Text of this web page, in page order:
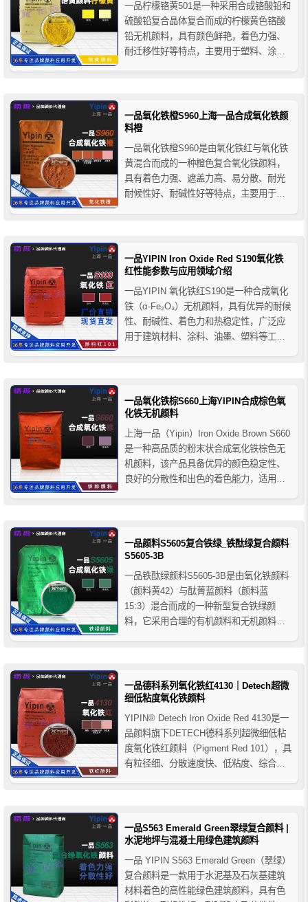
一品柠檬铬黄501是一种采用合成铬酸铅和
硫酸铅复合晶体复合而成的柠檬黄色铬酸
铅无机颜料，具有颜色鲜艳，着色力强、
耐迁移性好等特点，主要用于塑料、涂
一品氧化铁橙S960上海一品合成氧化铁颜
料橙
一品氧化铁橙S960是由氧化铁红与氧化铁
黄混合而成的一种橙色复合氧化铁颜料，
具有着色力强、遮盖力高、易分散、耐光
耐候性好、耐碱性好等特点，主要用于建
色。
一品YIPIN Iron Oxide Red S190氧化铁
红性能参数与应用领域介绍
一品YIPIN 氧化铁红S190是一种合成氧化
铁（α-Fe₂O₃）无机颜料，具有优异的耐候
性、耐碱性、着色力和热稳定性，广泛应
用于建筑材料、涂料、油墨、塑料等工业
一品氧化铁棕S660上海YIPIN合成棕色氧
化铁无机颜料
上海一品（Yipin）Iron Oxide Brown S660
是一种高品质的粉末状合成氧化铁棕色无
机颜料，该产品具备优异的颜色稳定性、
良好的分散性和出色的着色能力，适用于
一品颜料S5605复合铁绿_铁酞绿复合颜料
S5605-3B
一品铁酞绿颜料S5605-3B是由氧化铁颜料
（颜料黄42）与酞菁蓝颜料（颜料蓝
15:3）混合而成的一种新型复合铁绿颜
料，它采用合理的有机颜料和无机颜料配
用于塑料、橡胶、涂料、造纸、建料等行
业，一品S5605-3B...
一品德科系列氧化铁红4130｜Detech超微
细低粘度氧化铁颜料
YIPIN® Detech Iron Oxide Red 4130是一
品颜料旗下DETECH德科系列超微细低粘
度氧化铁红颜料（Pigment Red 101），具
有粒径细、分散速度快、低粘度、综合色
能与施工流变性...
一品S563 Emerald Green翠绿复合颜料 |
水泥地坪与混凝土用绿色建筑颜料
一品 YIPIN S563 Emerald Green（翠绿）
复合颜料是一款用于水泥基及石灰基建筑
材料着色的高性能绿色建筑颜料，具有色